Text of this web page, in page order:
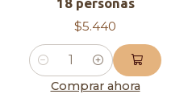
lleva tus decoraciones a
$5.440
Cantidad
Comprar ahora